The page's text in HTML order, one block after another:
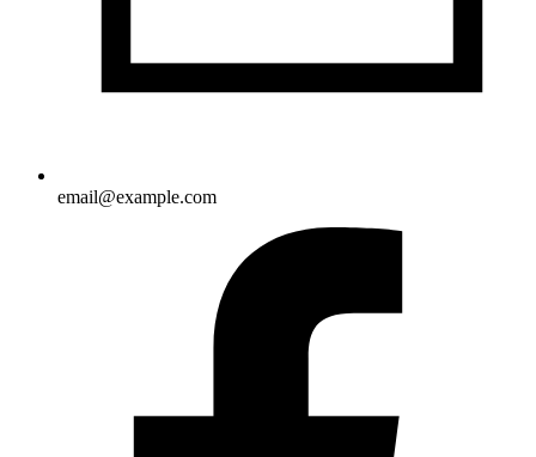
email@example.com